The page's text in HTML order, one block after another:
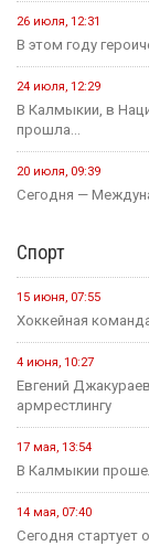
26 июля, 12:31
В этом году
24 июля, 12:29
В Калмыкии, в
прошла...
20 июля, 09:39
Сегодня —
Спорт
15 июня, 07:55
Хоккейная
4 июня, 10:27
Евгений
армрестлингу
17 мая, 13:54
В Калмыкии
14 мая, 07:40
Сегодня стартует